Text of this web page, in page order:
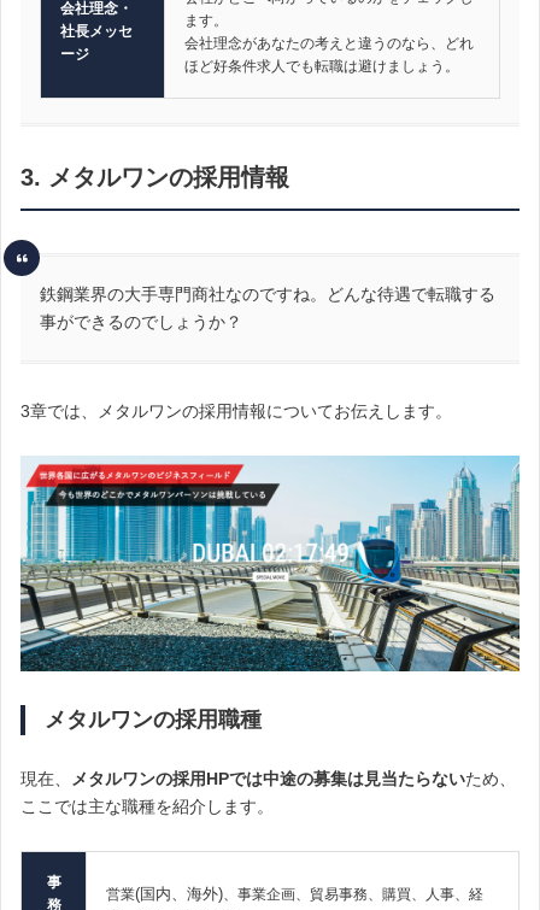
会社理念・
社長メッセ
ージ
ます。
会社理念があなたの考えと違うのなら、どれ
ほど好条件求人でも転職は避けましょう。
3. メタルワンの採用情報
鉄鋼業界の大手専門商社なのですね。どんな待遇で転職する
事ができるのでしょうか？
3章では、メタルワンの採用情報についてお伝えします。
メタルワンの採用職種
現在、 メタルワンの採用HPでは中途の募集は見当たらないため、
ここでは主な職種を紹介します。
事
務
営業(国内、海外)、事業企画、貿易事務、購買、人事、経